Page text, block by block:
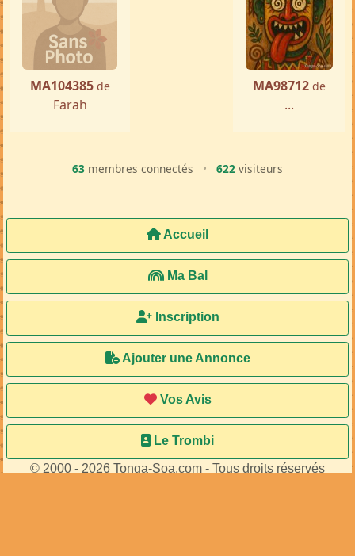
MA104385 de
Farah
MA98712 de
...
63 membres connectés • 622 visiteurs
Accueil
Ma Bal
Inscription
Ajouter une Annonce
Vos Avis
Le Trombi
© 2000 - 2026 Tonga-Soa.com - Tous droits réservés